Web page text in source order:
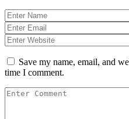
Save my name, email, and
time I comment.